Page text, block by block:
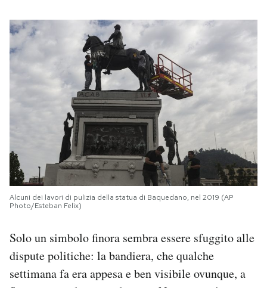
Alcuni dei lavori di pulizia della statua di Baquedano, nel 2019 (AP
Photo/Esteban Felix)
Solo un simbolo finora sembra essere sfuggito alle
dispute politiche: la bandiera, che qualche
settimana fa era appesa e ben visibile ovunque, a